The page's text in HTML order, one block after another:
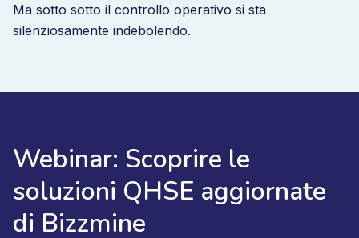
Ma sotto sotto il controllo operativo si sta
silenziosamente indebolendo.
Webinar: Scoprire le
soluzioni QHSE aggiornate
di Bizzmine